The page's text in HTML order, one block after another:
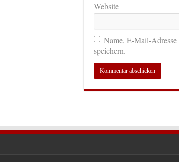
Website
Name, E-Mail-
speichern.